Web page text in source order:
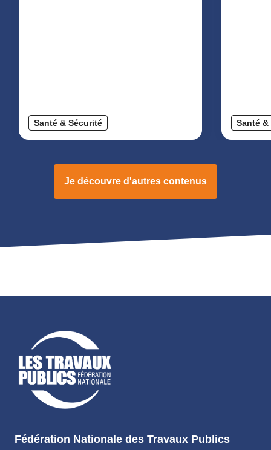
Santé & Sécurité Santé &
Je découvre d'autres contenus
Fédération Nationale des Travaux Publics